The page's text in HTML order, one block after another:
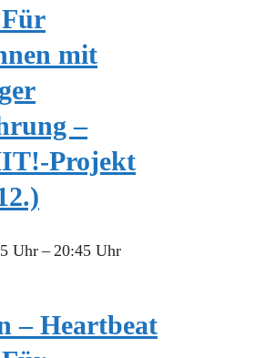
mit
–
Projekt
Uhr–20:45 Uhr
– Heartbeat